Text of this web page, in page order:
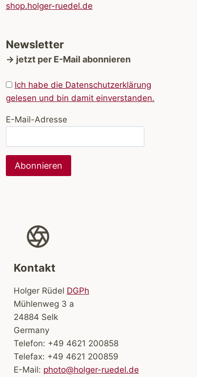
shop.holger-ruedel.de
Newsletter
→ jetzt per E-Mail abonnieren
Ich habe die Datenschutzerklärung
gelesen und bin damit einverstanden.
E-Mail-Adresse
Kontakt
Holger Rüdel DGPh
Mühlenweg 3 a
24884 Selk
Germany
Telefon: +49 4621 200858
Telefax: +49 4621 200859
E-Mail: photo@holger-ruedel.de